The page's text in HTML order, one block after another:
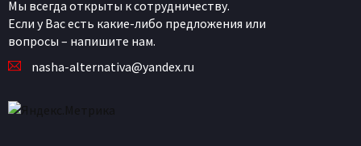
Мы всегда открыты к сотрудничеству.
Если у Вас есть какие-либо предложения или
вопросы – напишите нам.
nasha-alternativa@yandex.ru